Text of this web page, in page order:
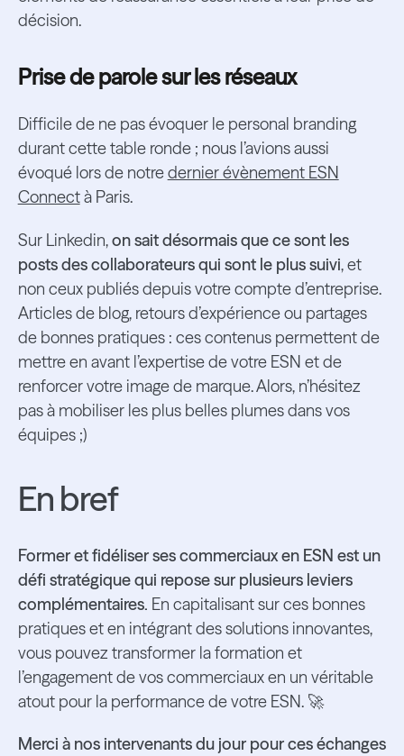
décision.
Prise de parole sur les réseaux
Difficile de ne pas évoquer le personal branding
durant cette table ronde ; nous l’avions aussi
évoqué lors de notredernier évènement ESN
Connectà Paris.
Sur Linkedin,on sait désormais que ce sont les
posts des collaborateurs qui sont le plus suivi, et
non ceux publiés depuis votre compte d’entreprise.
Articles de blog, retours d’expérience ou partages
de bonnes pratiques : ces contenus permettent de
mettre en avant l’expertise de votre ESN et de
renforcer votre image de marque. Alors, n’hésitez
pas à mobiliser les plus belles plumes dans vos
équipes ;)
En bref
Former et fidéliser ses commerciaux en ESN est un
défi stratégique qui repose sur plusieurs leviers
complémentaires. En capitalisant sur ces bonnes
pratiques et en intégrant des solutions innovantes,
vous pouvez transformer la formation et
l’engagement de vos commerciaux en un véritable
atout pour la performance de votre ESN. 🚀
Merci à nos intervenants du jour pour ces échanges